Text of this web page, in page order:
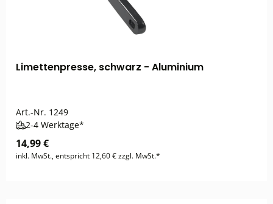
Limettenpresse, schwarz - Aluminium
Art.-Nr. 1249
2-4 Werktage*
14,99 €
inkl. MwSt., entspricht 12,60 € zzgl. MwSt.*